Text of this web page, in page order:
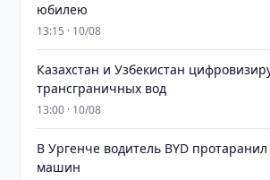
юбилею
13:15 · 10/08
Казахстан и Узбекистан
трансграничных вод
13:00 · 10/08
В Ургенче водитель BYD протаранил
машин